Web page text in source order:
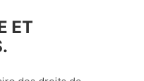
ET